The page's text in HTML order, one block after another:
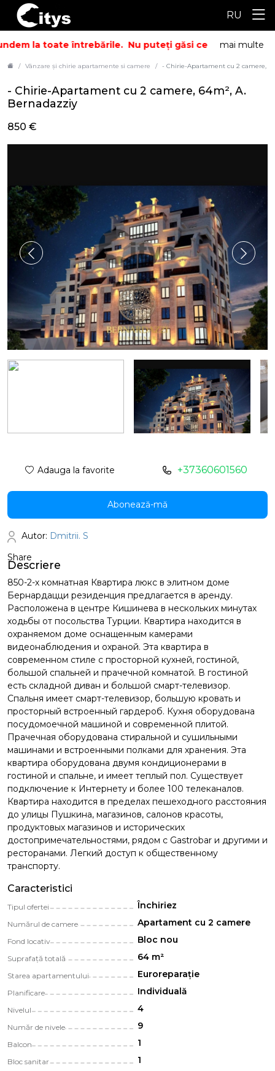
RU
la toate întrebările. Nu puteți găsi ceea ce căutați?
mai multe
Vânzare și chirie apartamente si camere - Chirie-Apartament cu 2 camere,
Descriere
850-2-х комнатная Квартира люкс в элитном доме
Бернардацци резиденция предлагается в аренду.
Расположена в центре Кишинева в нескольких минутах
ходьбы от посольства Турции. Квартира находится в
охраняемом доме оснащенным камерами
видеонаблюдения и охраной. Эта квартира в
современном стиле с просторной кухней, гостиной,
большой спальней и прачечной комнатой. В гостиной
есть складной диван и большой смарт-телевизор.
Спальня имеет смарт-телевизор, большую кровать и
просторный встроенный гардероб. Кухня оборудована
посудомоечной машиной и современной плитой.
Прачечная оборудована стиральной и сушильными
машинами и встроенными полками для хранения. Эта
квартира оборудована двумя кондиционерами в
гостиной и спальне, и имеет теплый пол. Существует
подключение к Интернету и более 100 телеканалов.
Квартира находится в пределах пешеходного расстояния
до улицы Пушкина, магазинов, салонов красоты,
продуктовых магазинов и исторических
достопримечательностями, рядом с Gastrobar и другими и
ресторанами. Легкий доступ к общественному
транспорту.
Caracteristici
Tipul ofertei Închiriez
Numărul de camere Apartament cu 2 camere
Fond locativ Bloc nou
Suprafață totală 64 m²
Starea apartamentului Euroreparație
Planificare Individuală
Nivelul 4
Număr de nivele 9
Balcon 1
Bloc sanitar 1
- Chirie-Apartament cu 2 camere, 64m², A.
Bernadazziy
850 €
Adauga la favorite +37360601560
Abonează-mă
Autor: Dmitrii. S
Share